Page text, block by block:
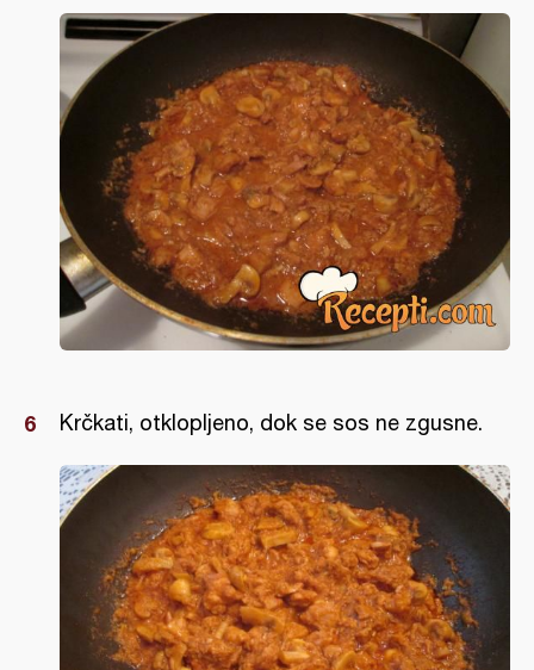
Krčkati, otklopljeno, dok se sos ne zgusne.